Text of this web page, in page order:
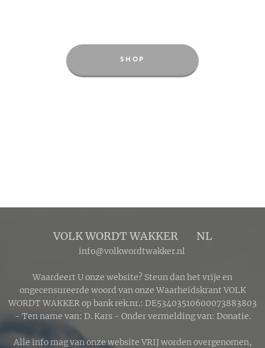
SHOP
VOLK WORDT WAKKER 🔴 NL
info@volkwordtwakker.nl
Waardeert U onze website? Steun dan het vrije en
ongecensureerde woord van onze Waarheidskrant VOLK
WORDT WAKKER op bank rek.nr.: DE53403510600073883803
- Ten name van: D. Kars - Onder vermelding van: Donatie.
Alle info mag van onze website VRIJ worden overgenomen,